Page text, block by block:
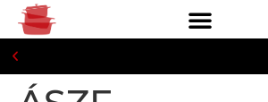
Biztonságos bankkártyás fizetés